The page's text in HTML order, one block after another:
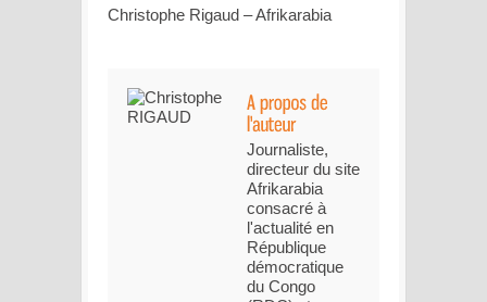
Christophe Rigaud – Afrikarabia
Journaliste,
directeur du site
Afrikarabia
consacré à
l'actualité en
République
démocratique
du Congo